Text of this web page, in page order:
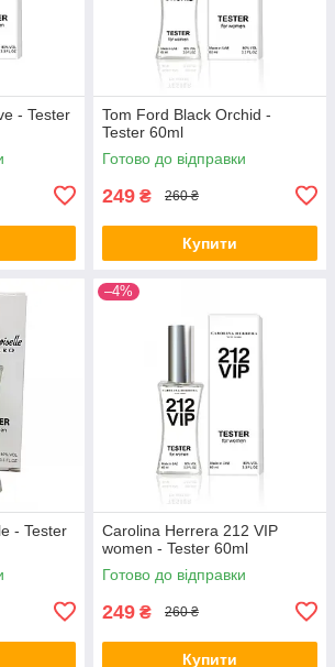
- Tester
Tom Ford Black Orchid -
Tester 60ml
Готово до відправки
249 ₴ 260 ₴
Купити
- Tester
–4%
Carolina Herrera 212 VIP
women - Tester 60ml
Готово до відправки
249 ₴ 260 ₴
Купити